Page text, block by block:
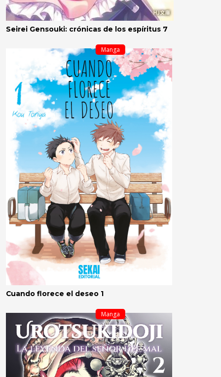
Seirei Gensouki: crónicas de los espíritus 7
Manga
Cuando florece el deseo 1
Manga